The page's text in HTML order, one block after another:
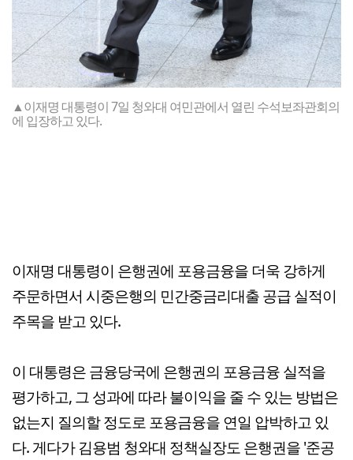
▲이재명 대통령이 7일 청와대 여민관에서 열린 수석보좌관회의
에 입장하고 있다.
이재명 대통령이 은행권에 포용금융을 더욱 강하게
주문하면서 시중은행의 민간중금리대출 공급 실적이
주목을 받고 있다.
이 대통령은 금융당국에 은행권의 포용금융 실적을
평가하고, 그 성과에 따라 불이익을 줄 수 있는 방법은
없는지 질의할 정도로 포용금융을 연일 압박하고 있
다. 게다가 김용범 청와대 정책실장도 은행권을 '준공